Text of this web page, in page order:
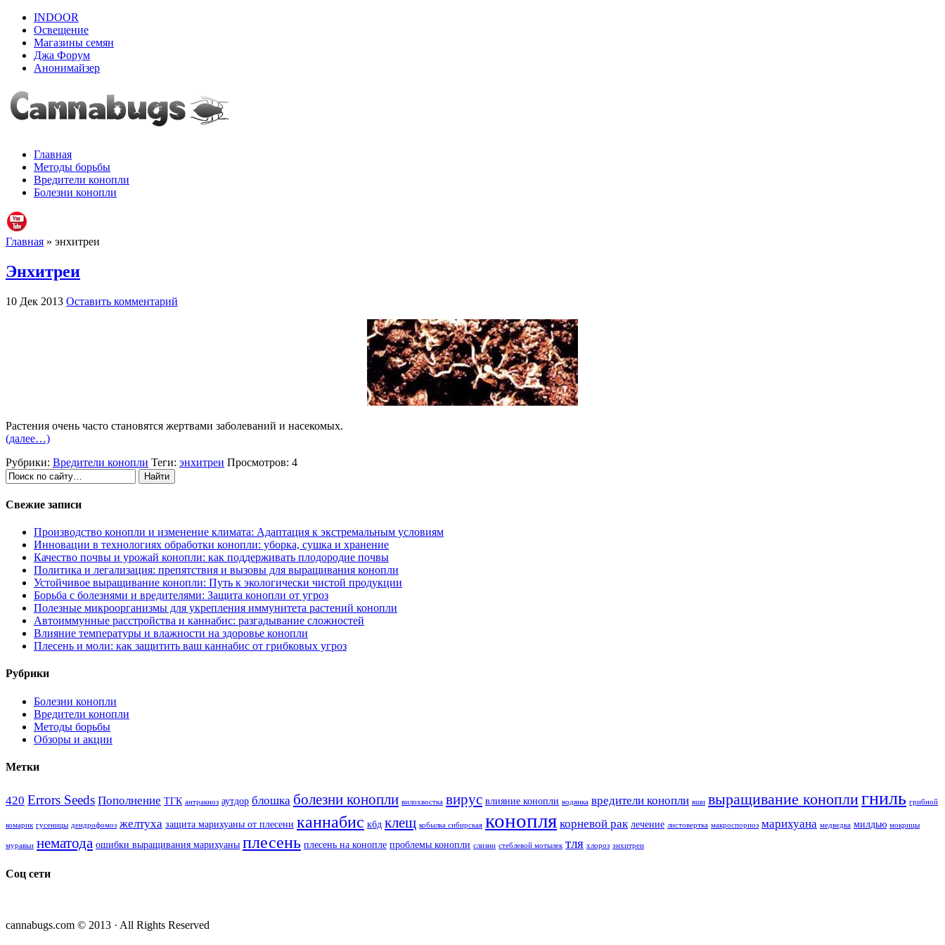
INDOOR
Освещение
Магазины семян
Джа Форум
Анонимайзер
Главная
Методы борьбы
Вредители конопли
Болезни конопли
Главная » энхитреи
Энхитреи
10 Дек 2013 Оставить комментарий
Растения очень часто становятся жертвами заболеваний и насекомых.
(далее…)
Рубрики: Вредители конопли Теги: энхитреи Просмотров: 4
Свежие записи
Производство конопли и изменение климата: Адаптация к экстремальным условиям
Инновации в технологиях обработки конопли: уборка, сушка и хранение
Качество почвы и урожай конопли: как поддерживать плодородие почвы
Политика и легализация: препятствия и вызовы для выращивания конопли
Устойчивое выращивание конопли: Путь к экологически чистой продукции
Борьба с болезнями и вредителями: Защита конопли от угроз
Полезные микроорганизмы для укрепления иммунитета растений конопли
Автоиммунные расстройства и каннабис: разгадывание сложностей
Влияние температуры и влажности на здоровье конопли
Плесень и моли: как защитить ваш каннабис от грибковых угроз
Рубрики
Болезни конопли
Вредители конопли
Методы борьбы
Обзоры и акции
Метки
420 Errors Seeds Пополнение ТГК антракноз аутдор блошка болезни конопли вилохвостка вирус влияние конопли водянка вредители конопли вши выращивание коноплигниль грибной
комарик гусеницы дендрофомоз желтуха защита марихуаны от плесени каннабис кбд клещ кобылка сибирская конопля корневой рак лечение листовертка макроспориоз марихуана медведка милдью мокрицы
муравьи нематода ошибки выращивания марихуаны плесень плесень на конопле проблемы конопли слизни стеблевой мотылек тля хлороз энхитреи
Соц сети
cannabugs.com © 2013 · All Rights Reserved